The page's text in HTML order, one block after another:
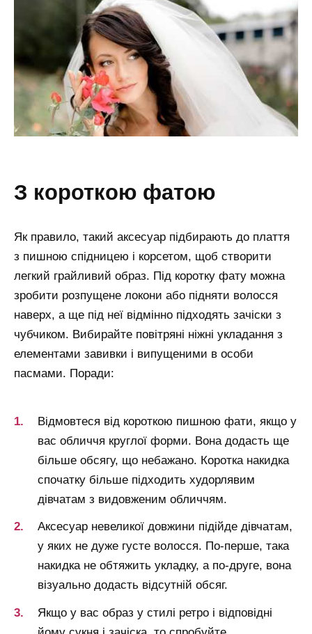
з короткою фатою
Як правило, такий аксесуар підбирають до плаття
з пишною спідницею і корсетом, щоб створити
легкий грайливий образ. Під коротку фату можна
зробити розпущене локони або підняти волосся
наверх, а ще під неї відмінно підходять зачіски з
чубчиком. Вибирайте повітряні ніжні укладання з
елементами завивки і випущеними в особи
пасмами. Поради:
Відмовтеся від короткою пишною фати, якщо у
вас обличчя круглої форми. Вона додасть ще
більше обсягу, що небажано. Коротка накидка
спочатку більше підходить худорлявим
дівчатам з видовженим обличчям.
Аксесуар невеликої довжини підійде дівчатам,
у яких не дуже густе волосся. По-перше, така
накидка не обтяжить укладку, а по-друге, вона
візуально додасть відсутній обсяг.
Якщо у вас образ у стилі ретро і відповідні